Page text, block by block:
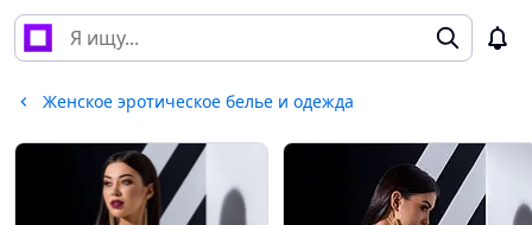
Женское эротическое белье и одежда